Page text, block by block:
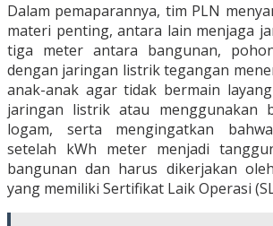
Dalam pemaparannya, tim PLN
materi penting, antara lain menjaga
tiga meter antara bangunan,
dengan jaringan listrik tegangan
anak-anak agar tidak bermain
jaringan listrik atau menggunakan
logam, serta mengingatkan
setelah kWh meter menjadi
bangunan dan harus dikerjakan
yang memiliki Sertifikat Laik Operasi